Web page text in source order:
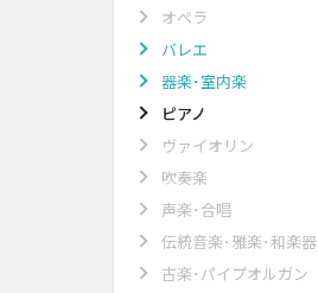
オペラ
バレエ
器楽･室内楽
ピアノ
ヴァイオリン
吹奏楽
声楽･合唱
伝統音楽･雅楽･和楽器
古楽･パイプオルガン